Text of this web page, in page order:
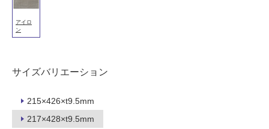
アイロ
ン
サイズバリエーション
215×426×t9.5mm
217×428×t9.5mm
地
使
用